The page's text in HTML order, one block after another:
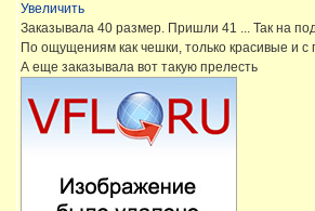
Увеличить
Заказывала 40 размер. Пришли 41 ... Так на
По ощущениям как чешки, только красивые и
А еще заказывала вот такую прелесть